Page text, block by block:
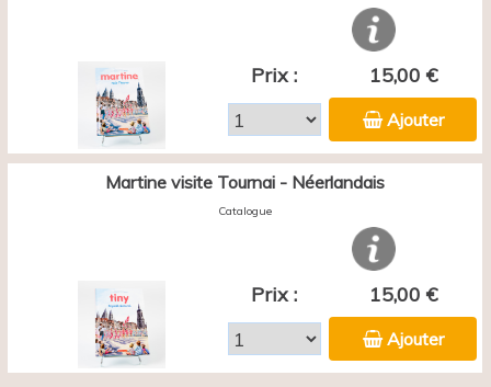
Prix : 15,00 €
Ajouter
Martine visite Tournai - Néerlandais
Catalogue
Prix : 15,00 €
Ajouter